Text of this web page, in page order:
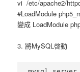
vi /etc/apache2/
#LoadModule
變成 LoadModule
3. 將MySQL啓動